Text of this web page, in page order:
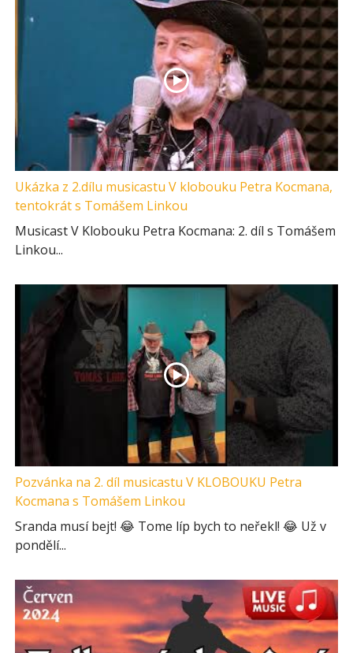
Ukázka z 2.dílu musicastu V klobouku Petra Kocmana,
tentokrát s Tomášem Linkou
Musicast V Klobouku Petra Kocmana: 2. díl s Tomášem
Linkou...
Pozvánka na 2. díl musicastu V KLOBOUKU Petra
Kocmana s Tomášem Linkou
Sranda musí bejt! 😂 Tome líp bych to neřekl! 😂 Už v
pondělí...